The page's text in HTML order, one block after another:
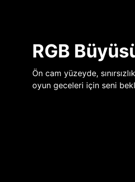
RGB
Ön cam yüzeyde,
oyun geceleri için seni